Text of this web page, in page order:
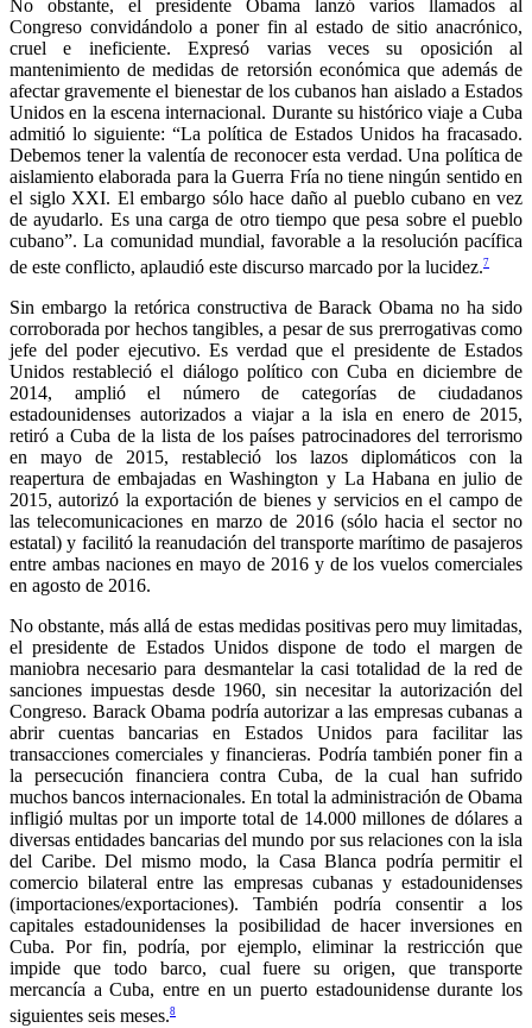
No obstante, el presidente Obama lanzó varios llamados al
Congreso convidándolo a poner fin al estado de sitio anacrónico,
cruel e ineficiente. Expresó varias veces su oposición al
mantenimiento de medidas de retorsión económica que además de
afectar gravemente el bienestar de los cubanos han aislado a Estados
Unidos en la escena internacional. Durante su histórico viaje a Cuba
admitió lo siguiente: “La política de Estados Unidos ha fracasado.
Debemos tener la valentía de reconocer esta verdad. Una política de
aislamiento elaborada para la Guerra Fría no tiene ningún sentido en
el siglo XXI. El embargo sólo hace daño al pueblo cubano en vez
de ayudarlo. Es una carga de otro tiempo que pesa sobre el pueblo
cubano”. La comunidad mundial, favorable a la resolución pacífica
de este conflicto, aplaudió este discurso marcado por la lucidez.7
Sin embargo la retórica constructiva de Barack Obama no ha sido
corroborada por hechos tangibles, a pesar de sus prerrogativas como
jefe del poder ejecutivo. Es verdad que el presidente de Estados
Unidos restableció el diálogo político con Cuba en diciembre de
2014, amplió el número de categorías de ciudadanos
estadounidenses autorizados a viajar a la isla en enero de 2015,
retiró a Cuba de la lista de los países patrocinadores del terrorismo
en mayo de 2015, restableció los lazos diplomáticos con la
reapertura de embajadas en Washington y La Habana en julio de
2015, autorizó la exportación de bienes y servicios en el campo de
las telecomunicaciones en marzo de 2016 (sólo hacia el sector no
estatal) y facilitó la reanudación del transporte marítimo de pasajeros
entre ambas naciones en mayo de 2016 y de los vuelos comerciales
en agosto de 2016.
No obstante, más allá de estas medidas positivas pero muy limitadas,
el presidente de Estados Unidos dispone de todo el margen de
maniobra necesario para desmantelar la casi totalidad de la red de
sanciones impuestas desde 1960, sin necesitar la autorización del
Congreso. Barack Obama podría autorizar a las empresas cubanas a
abrir cuentas bancarias en Estados Unidos para facilitar las
transacciones comerciales y financieras. Podría también poner fin a
la persecución financiera contra Cuba, de la cual han sufrido
muchos bancos internacionales. En total la administración de Obama
infligió multas por un importe total de 14.000 millones de dólares a
diversas entidades bancarias del mundo por sus relaciones con la isla
del Caribe. Del mismo modo, la Casa Blanca podría permitir el
comercio bilateral entre las empresas cubanas y estadounidenses
(importaciones/exportaciones). También podría consentir a los
capitales estadounidenses la posibilidad de hacer inversiones en
Cuba. Por fin, podría, por ejemplo, eliminar la restricción que
impide que todo barco, cual fuere su origen, que transporte
mercancía a Cuba, entre en un puerto estadounidense durante los
siguientes seis meses.8